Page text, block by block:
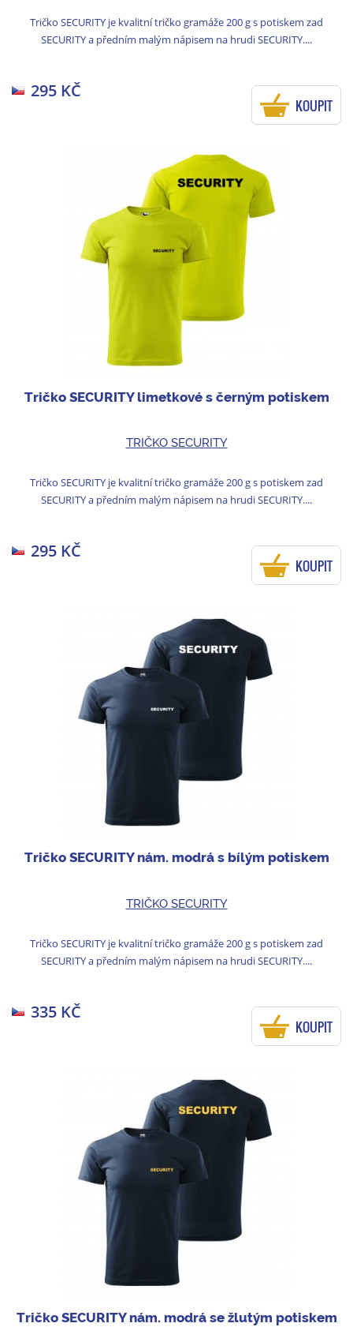
Tričko SECURITY je kvalitní tričko gramáže 200 g s potiskem zad
SECURITY a předním malým nápisem na hrudi SECURITY....
295 KČ
KOUPIT
Tričko SECURITY limetkové s černým potiskem
TRIČKO SECURITY
Tričko SECURITY je kvalitní tričko gramáže 200 g s potiskem zad
SECURITY a předním malým nápisem na hrudi SECURITY....
295 KČ
KOUPIT
Tričko SECURITY nám. modrá s bílým potiskem
TRIČKO SECURITY
Tričko SECURITY je kvalitní tričko gramáže 200 g s potiskem zad
SECURITY a předním malým nápisem na hrudi SECURITY....
335 KČ
KOUPIT
Tričko SECURITY nám. modrá se žlutým potiskem